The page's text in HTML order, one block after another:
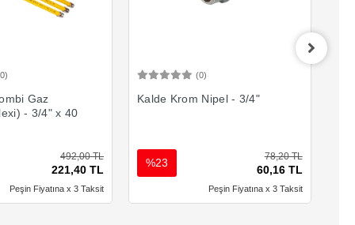
Gaz
- 3/4" x 40
492,00 TL
221,40 TL
Peşin Fiyatına x 3 Taksit
(0)
Kalde Krom Nipel - 3/4"
78,20 TL
60,16 TL
%23
Peşin Fiyatına x 3 Taksit